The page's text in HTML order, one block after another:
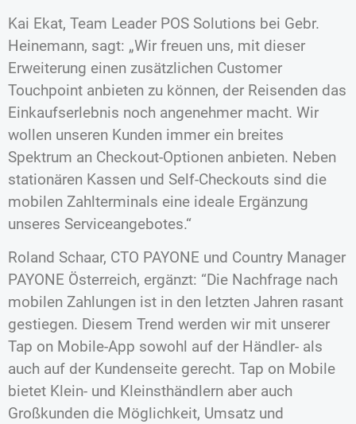
Kai Ekat, Team Leader POS Solutions bei Gebr.
Heinemann, sagt: „Wir freuen uns, mit dieser
Erweiterung einen zusätzlichen Customer
Touchpoint anbieten zu können, der Reisenden das
Einkaufserlebnis noch angenehmer macht. Wir
wollen unseren Kunden immer ein breites
Spektrum an Checkout-Optionen anbieten. Neben
stationären Kassen und Self-Checkouts sind die
mobilen Zahlterminals eine ideale Ergänzung
unseres Serviceangebotes.“
Roland Schaar, CTO PAYONE und Country Manager
PAYONE Österreich, ergänzt: “Die Nachfrage nach
mobilen Zahlungen ist in den letzten Jahren rasant
gestiegen. Diesem Trend werden wir mit unserer
Tap on Mobile-App sowohl auf der Händler- als
auch auf der Kundenseite gerecht. Tap on Mobile
bietet Klein- und Kleinsthändlern aber auch
Großkunden die Möglichkeit, Umsatz und